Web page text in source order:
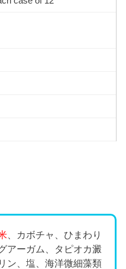
、カボチャ、ひまわり
アーガム、タピオカ澱
ン、塩、海洋微細藻類